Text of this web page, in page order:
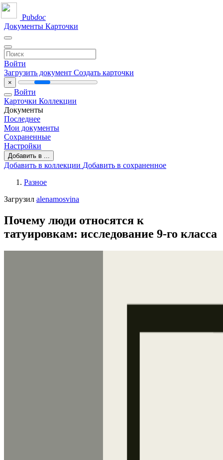
Pubdoc
Документы Карточки
Войти
Загрузить документ Создать карточки
×
Войти
Карточки Коллекции
Документы
Последнее
Мои документы
Сохраненные
Настройки
Добавить в ...
Добавить в коллекции Добавить в сохраненное
Разное
Загрузил alenamosvina
Почему люди относятся к
татуировкам: исследование 9-го класса